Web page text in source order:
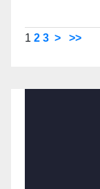
1 2 3 > >>